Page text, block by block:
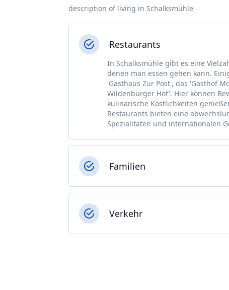
description of living in Schalksmühle
Restaurants
In Schalksmühle gibt es eine
denen man essen gehen kann.
'Gasthaus Zur Post', das 'Gasthof
Wildenburger Hof'. Hier können
kulinarische Köstlichkeiten
Restaurants bieten eine
Spezialitäten und internationalen
Familien
Verkehr